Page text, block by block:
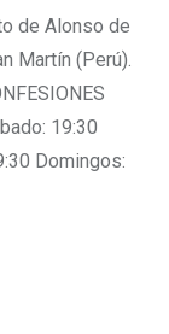
de Alonso de
Martín (Perú).
19:30
Domingos: